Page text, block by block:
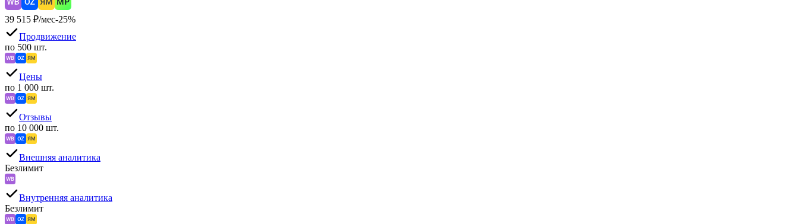
39 515 ₽/мес-25%
Продвижение
по 500 шт.
Цены
по 1 000 шт.
Отзывы
по 10 000 шт.
Внешняя аналитика
Безлимит
Внутренняя аналитика
Безлимит